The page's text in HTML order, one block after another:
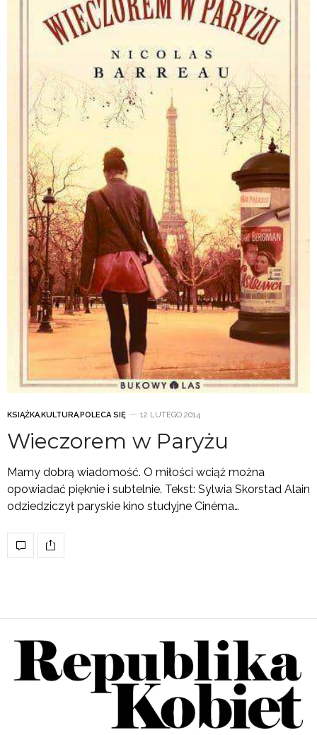
KSIĄŻKA,KULTURA,POLECA SIĘ 12 LUTEGO 2014
Wieczorem w Paryżu
Mamy dobrą wiadomość. O miłości wciąż można
opowiadać pięknie i subtelnie. Tekst: Sylwia Skorstad Alain
odziedziczył paryskie kino studyjne Cinéma…